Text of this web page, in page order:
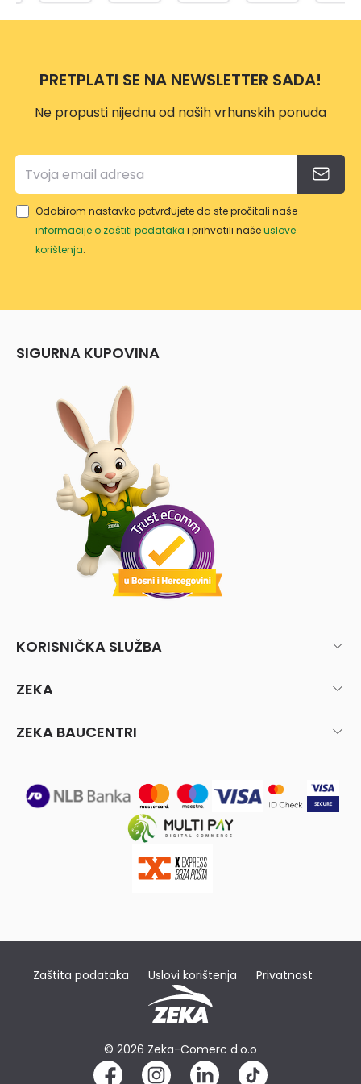
SA
LNO
GLAV
BI
DJ.
PRETPLATI SE NA NEWSLETTER SADA!
Ne propusti nijednu od naših vrhunskih ponuda
Odabirom nastavka potvrđujete da ste pročitali naše
informacije o zaštiti podataka i prihvatili našeuslove
korištenja.
SIGURNA KUPOVINA
KORISNIČKA SLUŽBA
ZEKA
ZEKA BAUCENTRI
Zaštita podataka Uslovi korištenja Privatnost
© 2026 Zeka-Comerc d.o.o